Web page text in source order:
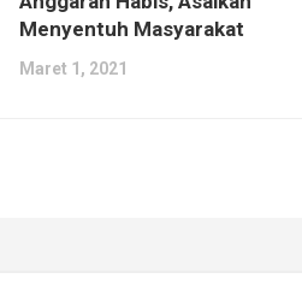
Menyentuh Masyarakat
Maret 1, 2021